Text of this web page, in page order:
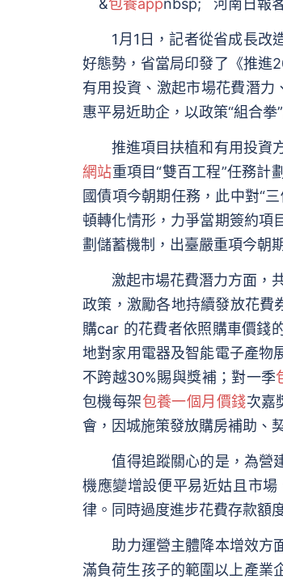
&包養appnbsp; 河南日報
1月1日，記者從省成長改造
好態勢，省當局印發了《推進
有用投資、激起市場花費潛力
惠平易近助企，以政策“組合拳
推進項目扶植和有用投資方
網站重項目“雙百工程”任務計
國債項今朝期任務，此中對“
頓轉化情形，力爭當期簽約項
劃儲蓄機制，出臺嚴重項今朝
激起市場花費潛力方面，
政策，激勵各地持續發放花費
購car 的花費者依照購車價錢
地對家用電器及智能電子產物
不跨越30%賜與獎補；對一季
包機每架包養一個月價錢次嘉
會，因城施策發放購房補助、
值得追蹤關心的是，為營建
機應變增設便平易近姑且市
律。同時過度進步花費存款額
助力運營主體降本增效方面
滿負荷生孩子的範圍以上產業